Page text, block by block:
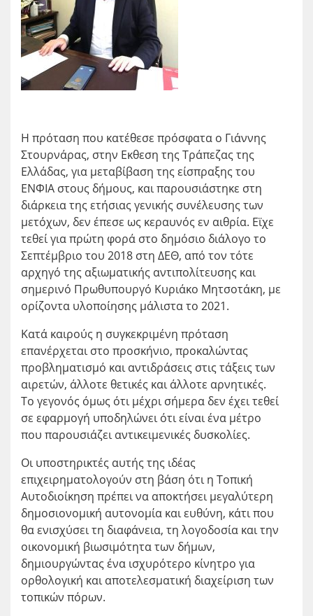
Η πρόταση που κατέθεσε πρόσφατα ο Γιάννης
Στουρνάρας, στην Εκθεση της Τράπεζας της
Ελλάδας, για μεταβίβαση της είσπραξης του
ΕΝΦΙΑ στους δήμους, και παρουσιάστηκε στη
διάρκεια της ετήσιας γενικής συνέλευσης των
μετόχων, δεν έπεσε ως κεραυνός εν αιθρία. Εϊχε
τεθεί για πρώτη φορά στο δημόσιο διάλογο το
Σεπτέμβριο του 2018 στη ΔΕΘ, από τον τότε
αρχηγό της αξιωματικής αντιπολίτευσης και
σημερινό Πρωθυπουργό Κυριάκο Μητσοτάκη, με
ορίζοντα υλοποίησης μάλιστα το 2021.
Κατά καιρούς η συγκεκριμένη πρόταση
επανέρχεται στο προσκήνιο, προκαλώντας
προβληματισμό και αντιδράσεις στις τάξεις των
αιρετών, άλλοτε θετικές και άλλοτε αρνητικές.
Το γεγονός όμως ότι μέχρι σήμερα δεν έχει τεθεί
σε εφαρμογή υποδηλώνει ότι είναι ένα μέτρο
που παρουσιάζει αντικειμενικές δυσκολίες.
Οι υποστηρικτές αυτής της ιδέας
επιχειρηματολογούν στη βάση ότι η Τοπική
Αυτοδιοίκηση πρέπει να αποκτήσει μεγαλύτερη
δημοσιονομική αυτονομία και ευθύνη, κάτι που
θα ενισχύσει τη διαφάνεια, τη λογοδοσία και την
οικονομική βιωσιμότητα των δήμων,
δημιουργώντας ένα ισχυρότερο κίνητρο για
ορθολογική και αποτελεσματική διαχείριση των
τοπικών πόρων.